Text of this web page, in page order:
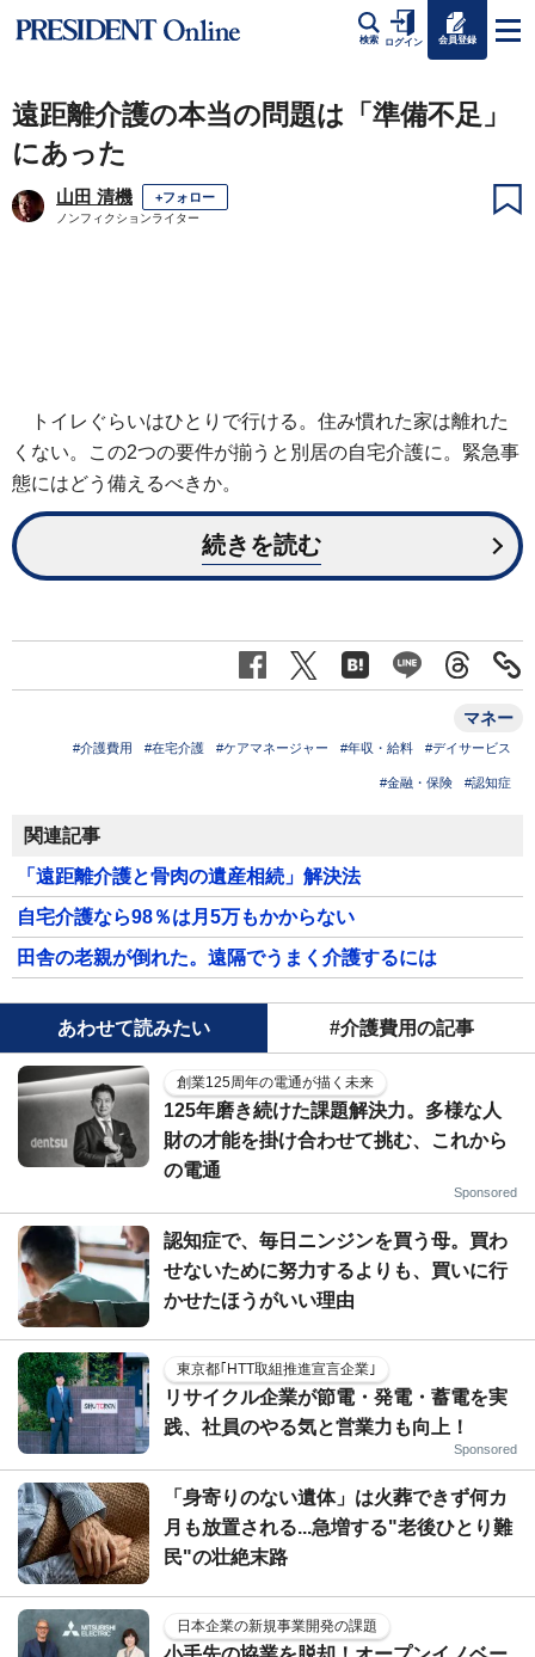
検索 ログイン 会員登録
遠距離介護の本当の問題は「準備不足」
にあった
山田 清機 +フォロー
ノンフィクションライター
トイレぐらいはひとりで行ける。住み慣れた家は離れた
くない。この2つの要件が揃うと別居の自宅介護に。緊急事
態にはどう備えるべきか。
続きを読む
マネー
#介護費用 #在宅介護 #ケアマネージャー #年収・給料 #デイサービス
#金融・保険 #認知症
関連記事
「遠距離介護と骨肉の遺産相続」解決法
自宅介護なら98％は月5万もかからない
田舎の老親が倒れた。遠隔でうまく介護するには
あわせて読みたい #介護費用の記事
創業125周年の電通が描く未来
125年磨き続けた課題解決力。多様な人
財の才能を掛け合わせて挑む、これから
の電通
Sponsored
認知症で、毎日ニンジンを買う母。買わ
せないために努力するよりも、買いに行
かせたほうがいい理由
東京都｢HTT取組推進宣言企業｣
リサイクル企業が節電・発電・蓄電を実
践、社員のやる気と営業力も向上！
Sponsored
「身寄りのない遺体」は火葬できず何カ
月も放置される...急増する"老後ひとり難
民"の壮絶末路
日本企業の新規事業開発の課題